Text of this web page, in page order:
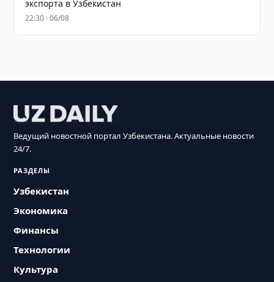
экспорта в Узбекистан
22:30 · 06/08
Ведущий новостной портал Узбекистана. Актуальные новости
24/7.
РАЗДЕЛЫ
Узбекистан
Экономика
Финансы
Технологии
Культура